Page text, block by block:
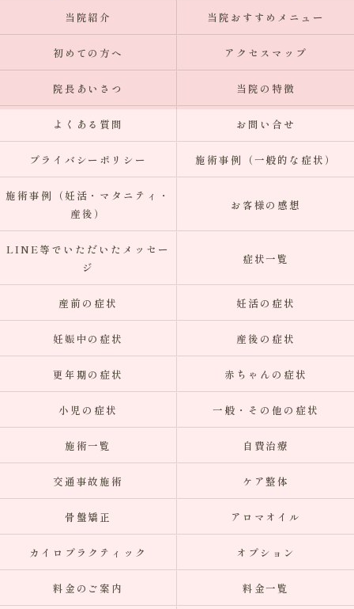
当院紹介 当院おすすめメニュー
初めての方へ アクセスマップ
院長あいさつ 当院の特徴
よくある質問 お問い合せ
プライバシーポリシー 施術事例（一般的な症状）
施術事例（妊活・マタニティ・
産後）
お客様の感想
LINE等でいただいたメッセー
ジ
症状一覧
産前の症状 妊活の症状
妊娠中の症状 産後の症状
更年期の症状 赤ちゃんの症状
小児の症状 一般・その他の症状
施術一覧 自費治療
交通事故施術 ケア整体
骨盤矯正 アロマオイル
カイロプラクティック オプション
料金のご案内 料金一覧